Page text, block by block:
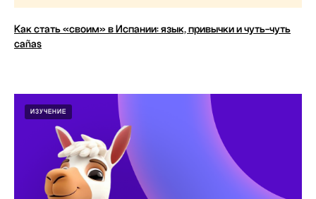
Как стать «своим» в Испании: язык, привычки и чуть-чуть
cañas
ИЗУЧЕНИЕ